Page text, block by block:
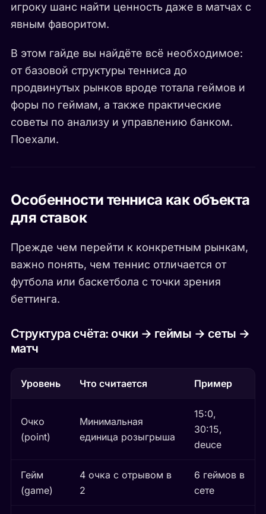
игроку шанс найти ценность даже в матчах с
явным фаворитом.
В этом гайде вы найдёте всё необходимое:
от базовой структуры тенниса до
продвинутых рынков вроде тотала геймов и
форы по геймам, а также практические
советы по анализу и управлению банком.
Поехали.
Особенности тенниса как объекта
для ставок
Прежде чем перейти к конкретным рынкам,
важно понять, чем теннис отличается от
футбола или баскетбола с точки зрения
беттинга.
Структура счёта: очки → геймы → сеты →
матч
Уровень Что считается Пример
Очко
(point)
Минимальная
единица розыгрыша
15:0,
30:15,
deuce
Гейм
(game)
4 очка с отрывом в
2
6 геймов в
сете